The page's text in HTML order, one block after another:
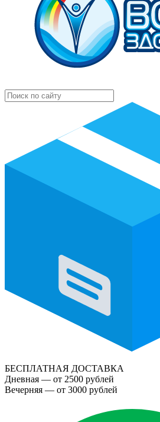
БЕСПЛАТНАЯ ДОСТАВКА
Дневная — от 2500 рублей
Вечерняя — от 3000 рублей